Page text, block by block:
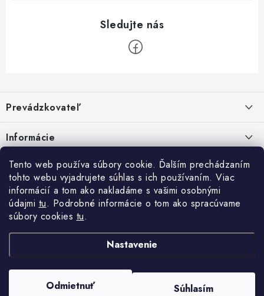
Tento web používa súbory cookie. Ďalším prechádzaním
tohto webu vyjadrujete súhlas s ich používaním. Viac
informácií a tom ako nakladáme s vašimi osobnými
údajmi tu. Podrobné informácie o tom ako spracúvame
súbory cookies tu.
Nastavenie
Odmietnuť Súhlasím
p
ä
t
Prevádzkovateľ
Malinová 49
IČO: 34670602
DIČ: 1020448297
IČ DPH: SK1020448297
Informácie
Kontakty
Doprava a platba
Obchodné podmienky
Reklamácie
Facebook
Copyright 2026 . Všetky práva vyhradené.